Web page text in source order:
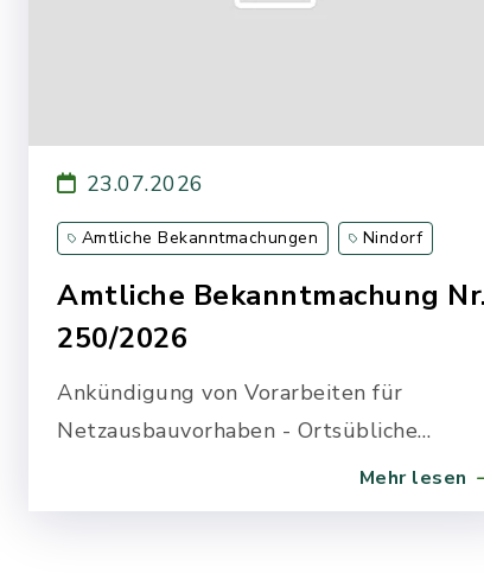
Amtliche Bekanntmachung Nr.
250/2026
Ankündigung von Vorarbeiten für
Netzausbauvorhaben - Ortsübliche
Bekanntmachung Amprion im Bereich
Nindorf - Korridor B
23.07.2026
Amtliche Bekanntmachungen Nindorf
Mehr lesen